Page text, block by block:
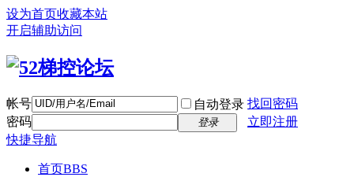
设为首页收藏本站
开启辅助访问
帐号 自动登录 找回密码
密码
登录
立即注册
快捷导航
首页BBS